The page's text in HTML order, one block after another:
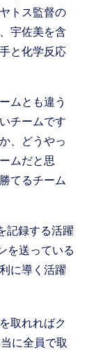
トス監督の
宇佐美を含
と化学反応
ムとも違う
チームです
、どうやっ
ムだと思
てるチーム
記録する活躍
を送っている
に導く活躍
取れればク
に全員で取